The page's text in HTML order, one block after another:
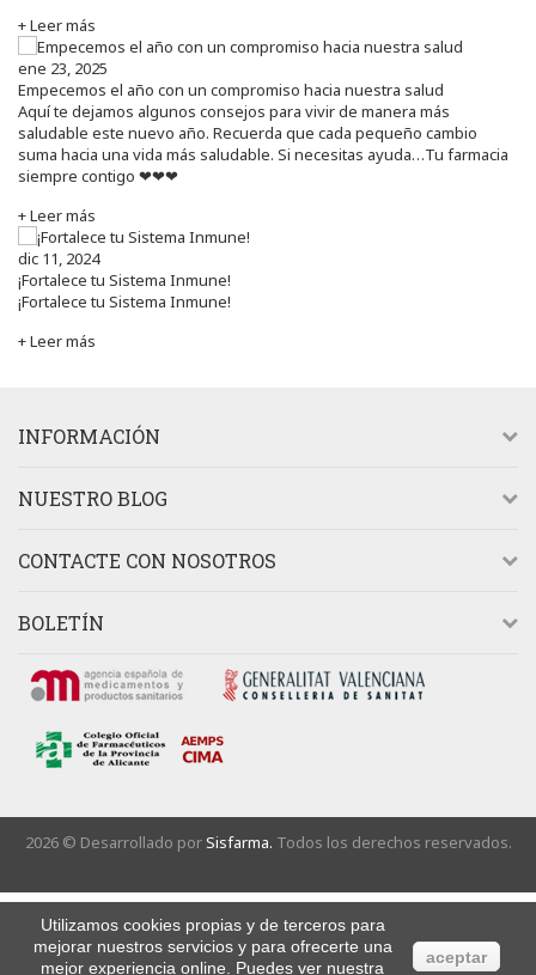
+ Leer más
ene 23, 2025
Empecemos el año con un compromiso hacia nuestra salud
Aquí te dejamos algunos consejos para vivir de manera más
saludable este nuevo año. Recuerda que cada pequeño cambio
suma hacia una vida más saludable. Si necesitas ayuda…Tu farmacia
siempre contigo ❤❤❤
+ Leer más
dic 11, 2024
¡Fortalece tu Sistema Inmune!
¡Fortalece tu Sistema Inmune!
+ Leer más
INFORMACIÓN
NUESTRO BLOG
CONTACTE CON NOSOTROS
BOLETÍN
Utilizamos cookies propias y de terceros para
mejorar nuestros servicios y para ofrecerte una
mejor experiencia online. Puedes ver nuestra
aceptar
2026 © Desarrollado porSisfarma. Todos los derechos reservados.